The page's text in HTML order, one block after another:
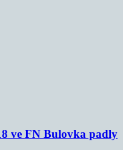
ve FN Bulovka padly